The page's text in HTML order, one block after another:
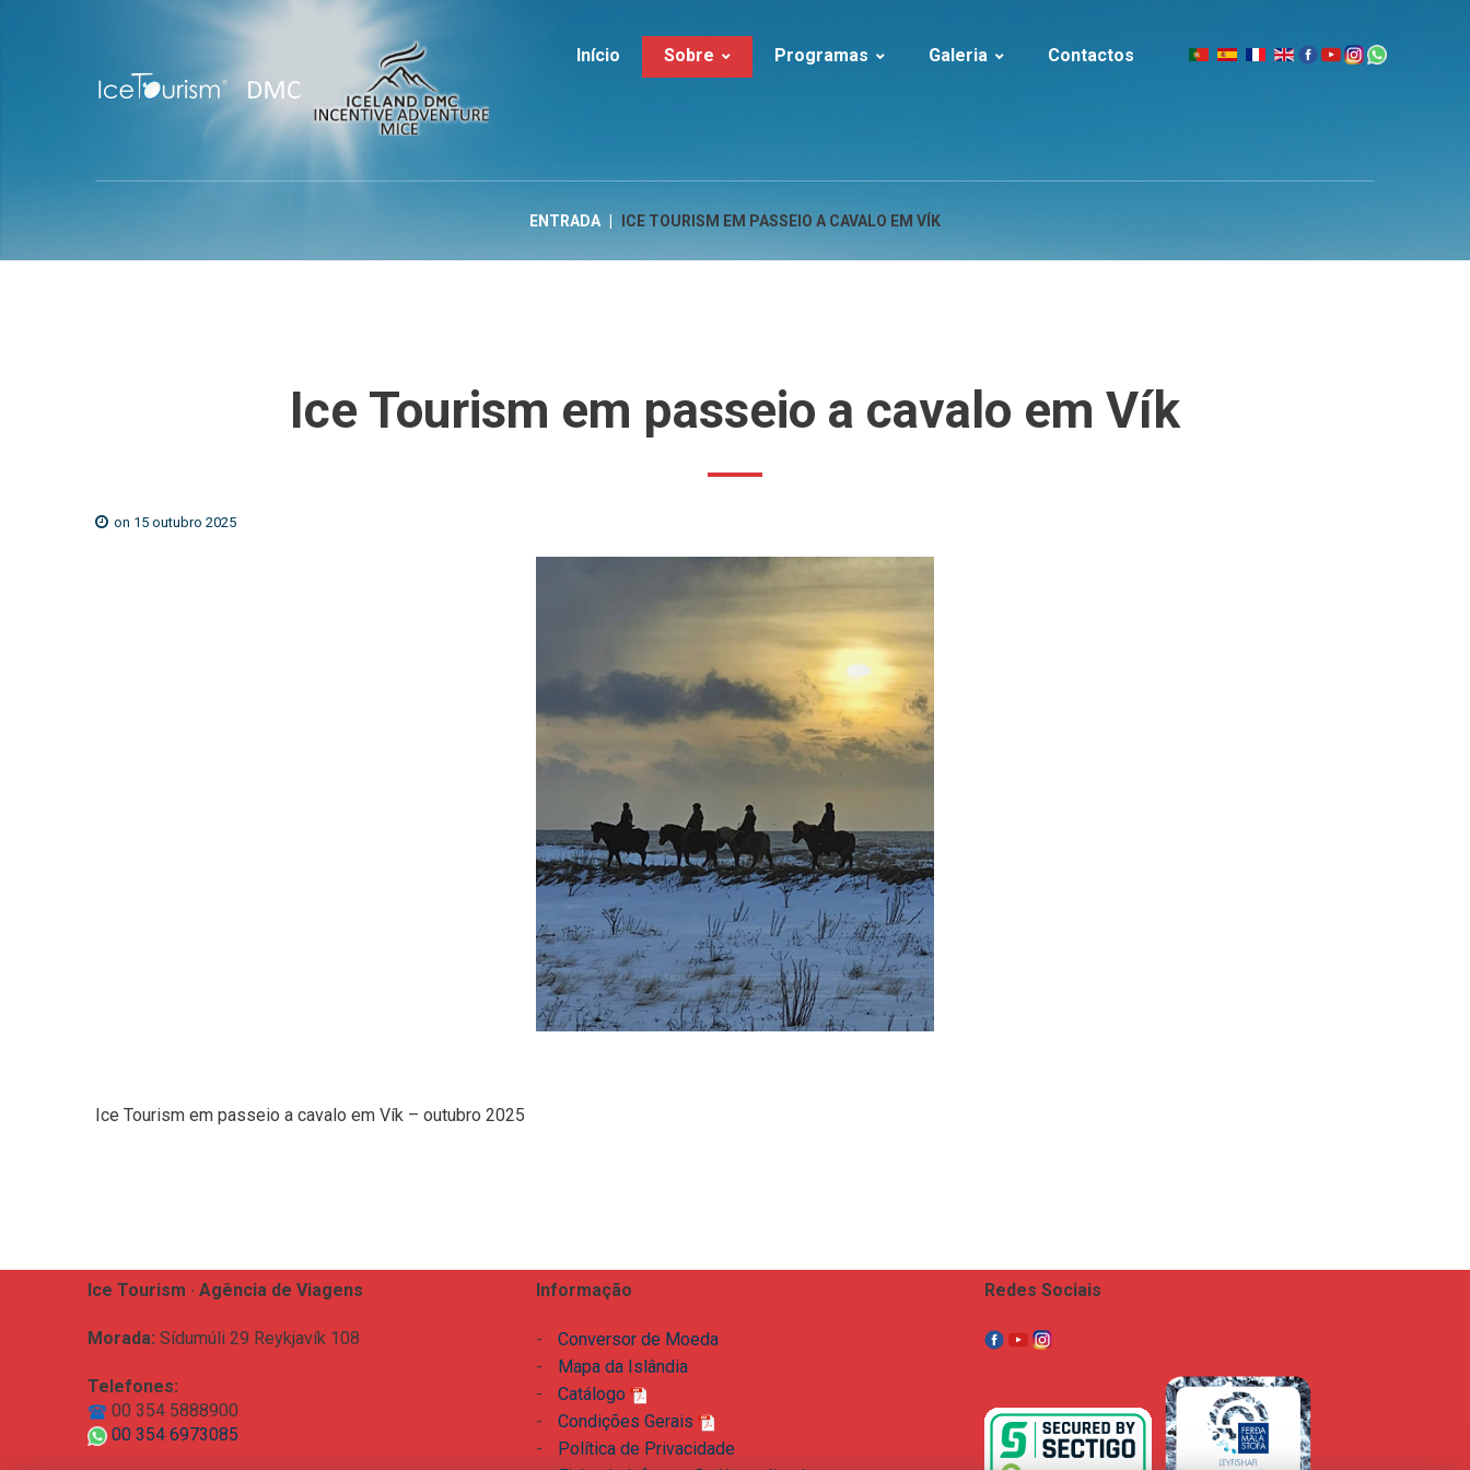
Início Sobre
Serviços
Cronologia
Programas
Islândia | Inverno
Islândia | Aventura
Galeria
Clientes na Islândia
Gronelândia
Contactos |
ENTRADA ICE TOURISM EM PASSEIO A CAVALO EM VÍK
Ice Tourism em passeio a cavalo em Vík
on 15 outubro 2025
Ice Tourism em passeio a cavalo em Vík – outubro 2025
Ice Tourism · Agência de Viagens
Morada: Sídumúli 29 Reykjavík 108
Telefones:
00 354 5888900
00 354 6973085
Informação
-
Conversor de Moeda
-
Mapa da Islândia
-
Catálogo
-
Condições Gerais
-
Política de Privacidade
Redes Sociais